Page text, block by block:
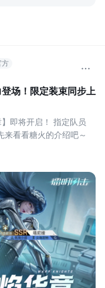
方
场！限定装束同步上
即将开启！ 指定队员
来看看糖火的介绍吧～
踪弹、引爆弹中随机一种
无视掩体，并额外触发